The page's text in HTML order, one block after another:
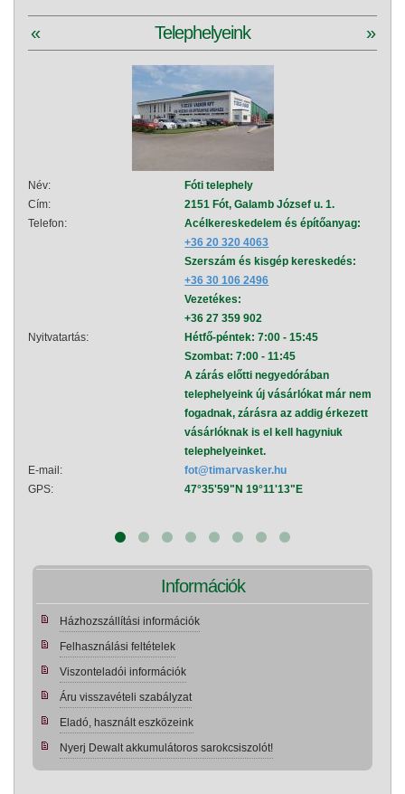
Telephelyeink
« »
Név:
Fóti telephely
Cím:
2151 Fót, Galamb József u. 1.
Telefon:
Acélkereskedelem és építőanyag:
+36 20 320 4063
Szerszám és kisgép kereskedés:
+36 30 106 2496
Vezetékes:
+36 27 359 902
Nyitvatartás:
Hétfő-péntek: 7:00 - 15:45
Szombat: 7:00 - 11:45
A zárás előtti negyedórában
telephelyeink új vásárlókat már nem
fogadnak, zárásra az addig érkezett
vásárlóknak is el kell hagyniuk
telephelyeinket.
E-mail:
fot@timarvasker.hu
GPS:
47°35'59"N 19°11'13"E
Információk
Házhozszállítási információk
Felhasználási feltételek
Viszonteladói információk
Áru visszavételi szabályzat
Eladó, használt eszközeink
Nyerj Dewalt akkumulátoros sarokcsiszolót!